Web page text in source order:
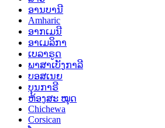
ອານບານີ
Amharic
ອາກເມນີ
ອາເມລິກາ
ເບລາຣູດ
ພາສາເບັງກາລີ
ບອສເນຍ
ບຸນກາຣີ
ຫ້ອງສະ ໝຸດ
Chichewa
Corsican